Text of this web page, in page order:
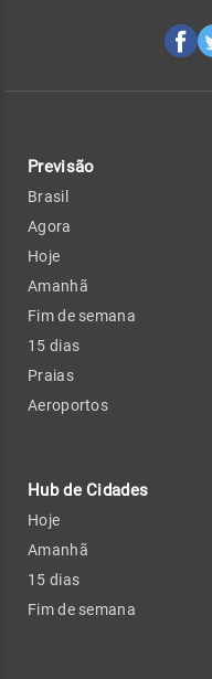
Previsão
Brasil
Agora
Hoje
Amanhã
Fim de semana
15 dias
Praias
Aeroportos
Hub de Cidades
Hoje
Amanhã
15 dias
Fim de semana